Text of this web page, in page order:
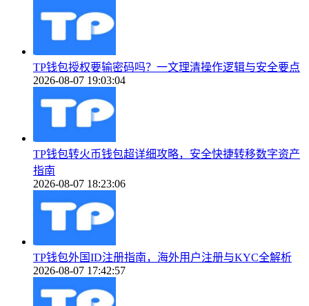
TP钱包授权要输密码吗？一文理清操作逻辑与安全要点
2026-08-07 19:03:04
TP钱包转火币钱包超详细攻略，安全快捷转移数字资产
指南
2026-08-07 18:23:06
TP钱包外国ID注册指南，海外用户注册与KYC全解析
2026-08-07 17:42:57